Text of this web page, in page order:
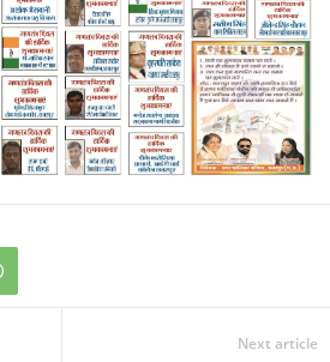
Next article